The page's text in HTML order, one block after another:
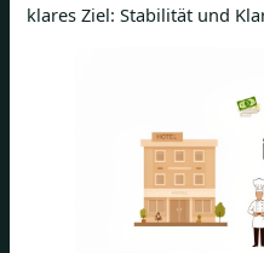
klares Ziel: Stabilität und